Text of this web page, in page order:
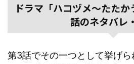
ドラマ「ハコヅメ～たた
話のネタバレ
第3話でその一つとして挙げら